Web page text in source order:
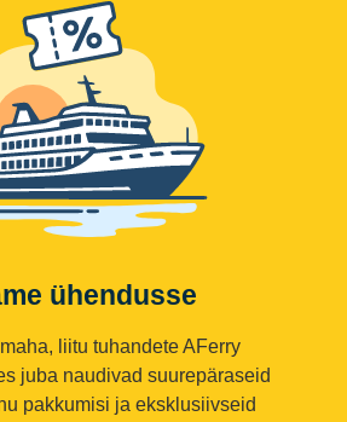
ühendusse
liitu tuhandete AFerry
juba naudivad suurepäraseid
pakkumisi ja eksklusiivseid